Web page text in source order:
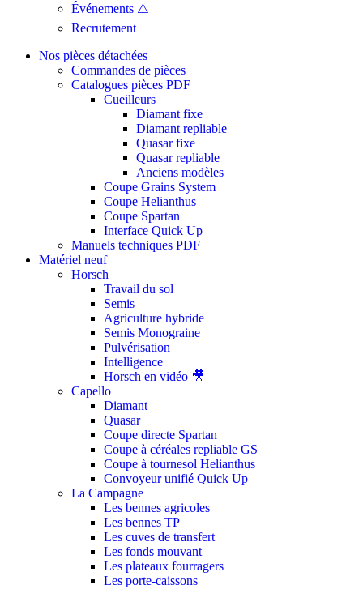
Événements ⚠️
Recrutement
Nos pièces détachées
Commandes de pièces
Catalogues pièces PDF
Cueilleurs
Diamant fixe
Diamant repliable
Quasar fixe
Quasar repliable
Anciens modèles
Coupe Grains System
Coupe Helianthus
Coupe Spartan
Interface Quick Up
Manuels techniques PDF
Matériel neuf
Horsch
Travail du sol
Semis
Agriculture hybride
Semis Monograine
Pulvérisation
Intelligence
Horsch en vidéo 🎥
Capello
Diamant
Quasar
Coupe directe Spartan
Coupe à céréales repliable GS
Coupe à tournesol Helianthus
Convoyeur unifié Quick Up
La Campagne
Les bennes agricoles
Les bennes TP
Les cuves de transfert
Les fonds mouvant
Les plateaux fourragers
Les porte-caissons